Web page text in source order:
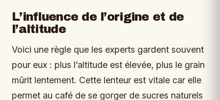
L’influence de l’origine et de
l’altitude
Voici une règle que les experts gardent souvent
pour eux : plus l’altitude est élevée, plus le grain
mûrit lentement. Cette lenteur est vitale car elle
permet au café de se gorger de sucres naturels